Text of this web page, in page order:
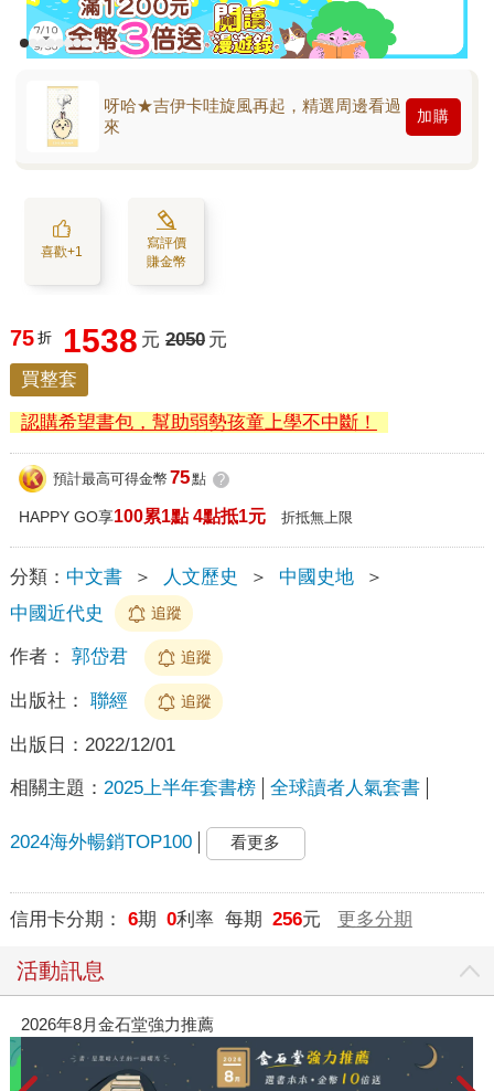
呀哈★吉伊卡哇旋風再起，精選周邊看過
來
加購
喜歡+1
寫評價
賺金幣
75 折 1538 元 2050 元
買整套
認購希望書包，幫助弱勢孩童上學不中斷！
預計最高可得金幣 75點 ?
HAPPY GO享100累1點 4點抵1元 折抵無上限
分類： 中文書 ＞ 人文歷史 ＞ 中國史地
＞
中國近代史
追蹤
作者： 郭岱君 追蹤
出版社： 聯經 追蹤
出版日： 2022/12/01
相關主題： 2025上半年套書榜 全球讀者人氣套書
2024海外暢銷TOP100 看更多
信用卡分期： 6期 0利率 每期 256元 更多分期
活動訊息
【父親節禮物展】5折起，滿888送88點金